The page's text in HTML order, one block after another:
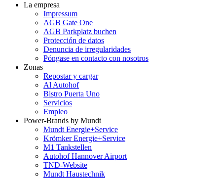
La empresa
Impressum
AGB Gate One
AGB Parkplatz buchen
Protección de datos
Denuncia de irregularidades
Póngase en contacto con nosotros
Zonas
Repostar y cargar
Al Autohof
Bistro Puerta Uno
Servicios
Empleo
Power-Brands by Mundt
Mundt Energie+Service
Krömker Energie+Service
M1 Tankstellen
Autohof Hannover Airport
TND-Website
Mundt Haustechnik